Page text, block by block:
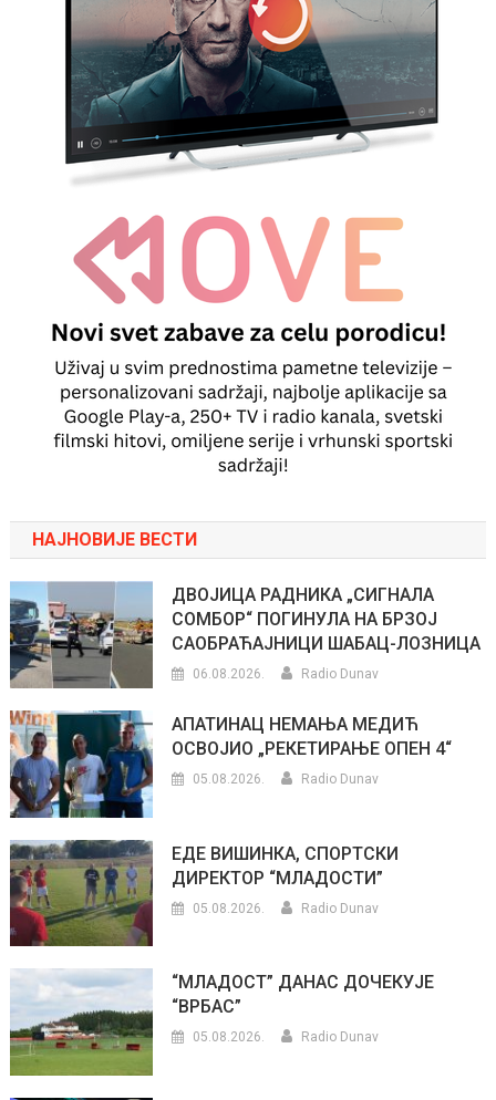
НАЈНОВИЈЕ ВЕСТИ
ДВОЈИЦА РАДНИКА „СИГНАЛА
СОМБОР“ ПОГИНУЛА НА БРЗОЈ
САОБРАЋАЈНИЦИ ШАБАЦ-ЛОЗНИЦА
06.08.2026. Radio Dunav
АПАТИНАЦ НЕМАЊА МЕДИЋ
ОСВОЈИО „РЕКЕТИРАЊЕ ОПЕН 4“
05.08.2026. Radio Dunav
ЕДЕ ВИШИНКА, СПОРТСКИ
ДИРЕКТОР “МЛАДОСТИ”
05.08.2026. Radio Dunav
“МЛАДОСТ” ДАНАС ДОЧЕКУЈЕ
“ВРБАС”
05.08.2026. Radio Dunav